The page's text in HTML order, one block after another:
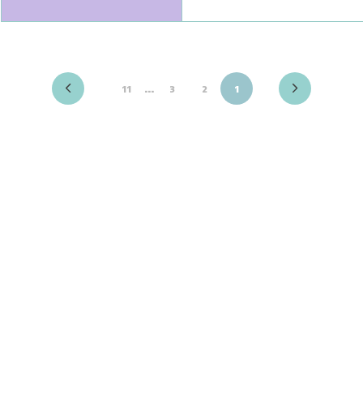
1
2
3
…
11